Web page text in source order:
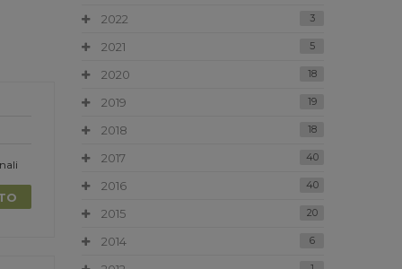
2022 3
2021 5
2020 18
2019 19
2018 18
2017 40
2016 40
2015 20
2014 6